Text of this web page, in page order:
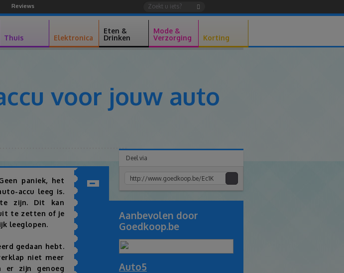
Reviews
Thuis Elektronica
Eten &
Drinken
Mode &
Verzorging
Korting
voor jouw auto
Inhoudsopgave
paniek, het
accu leeg is.
zijn. Dit kan
te zetten of je
leeglopen.
gedaan hebt.
niet meer
er zijn genoeg
Deel via
Aanbevolen door
Goedkoop.be
Auto5